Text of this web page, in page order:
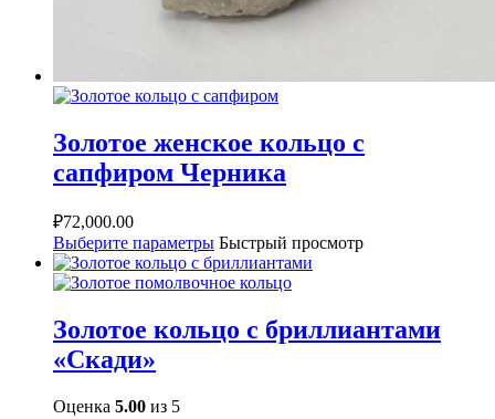
Золотое женское кольцо с
сапфиром Черника
₽72,000.00
Выберите параметры Быстрый просмотр
Золотое кольцо с бриллиантами
«Скади»
Оценка 5.00 из 5